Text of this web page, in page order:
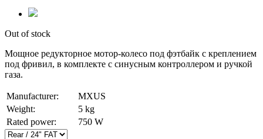
Out of stock
Мощное редукторное мотор-колесо под фэтбайк с креплением
под фривил, в комплекте с синусным контроллером и ручкой
газа.
Manufacturer:
MXUS
Weight:
5 kg
Rated power:
750 W